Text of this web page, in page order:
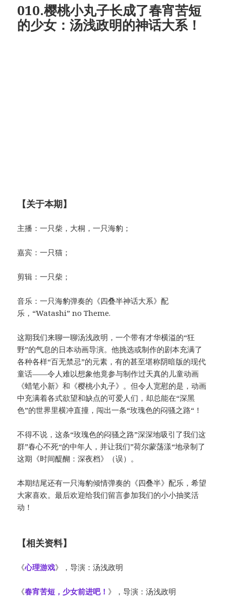
010.樱桃小丸子长成了春宵苦短
的少女：汤浅政明的神话大系！
【关于本期】
主播：一只柴，大桐，一只海豹；
嘉宾：一只猫；
剪辑：一只柴；
音乐：一只海豹弹奏的《四叠半神话大系》配
乐，“Watashi” no Theme.
这期我们来聊一聊汤浅政明，一个带有才华横溢的“狂
野”的气息的日本动画导演。他挑选或制作的剧本充满了
各种各样“百无禁忌”的元素，有的甚至堪称阴暗版的现代
童话——令人难以想象他竟参与制作过天真的儿童动画
《蜡笔小新》和《樱桃小丸子》。但令人宽慰的是，动画
中充满着各式欲望和缺点的可爱人们，却总能在“深黑
色”的世界里横冲直撞，闯出一条“玫瑰色的闷骚之路“！
不得不说，这条“玫瑰色的闷骚之路”深深地吸引了我们这
群”春心不死“的中年人，并让我们”荷尔蒙荡漾“地录制了
这期《时间醍醐：深夜档》（误）。
本期结尾还有一只海豹倾情弹奏的《四叠半》配乐，希望
大家喜欢。最后欢迎给我们留言参加我们的小小抽奖活
动！
【相关资料】
《心理游戏》，导演：汤浅政明
《春宵苦短，少女前进吧！ 》，导演：汤浅政明